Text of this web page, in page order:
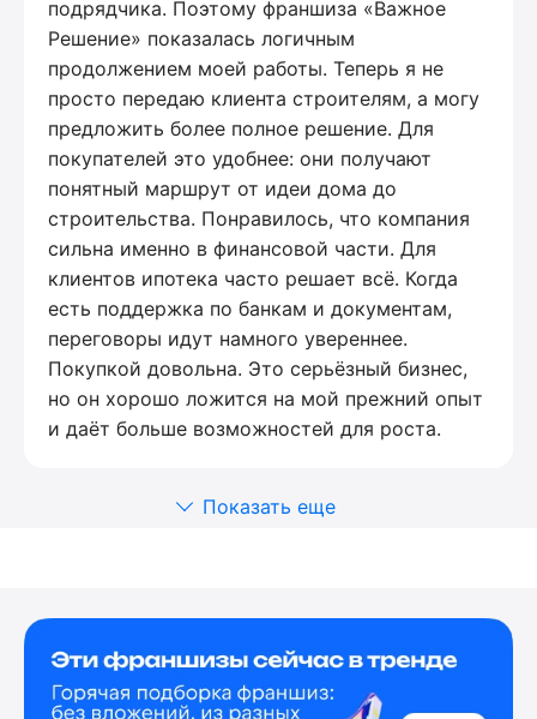
подрядчика. Поэтому франшиза «Важное
Решение» показалась логичным
продолжением моей работы. Теперь я не
просто передаю клиента строителям, а могу
предложить более полное решение. Для
покупателей это удобнее: они получают
понятный маршрут от идеи дома до
строительства. Понравилось, что компания
сильна именно в финансовой части. Для
клиентов ипотека часто решает всё. Когда
есть поддержка по банкам и документам,
переговоры идут намного увереннее.
Покупкой довольна. Это серьёзный бизнес,
но он хорошо ложится на мой прежний опыт
и даёт больше возможностей для роста.
Показать еще